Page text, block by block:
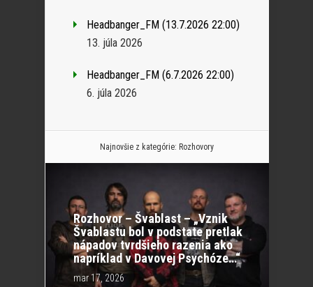
Headbanger_FM (13.7.2026 22:00)
13. júla 2026
Headbanger_FM (6.7.2026 22:00)
6. júla 2026
Najnovšie z kategórie: Rozhovory
Rozhovor – Švablast – „Vznik
Švablastu bol v podstate pretlak
nápadov tvrdšieho razenia ako
napríklad v Davovej Psychóze…“
mar 17, 2026